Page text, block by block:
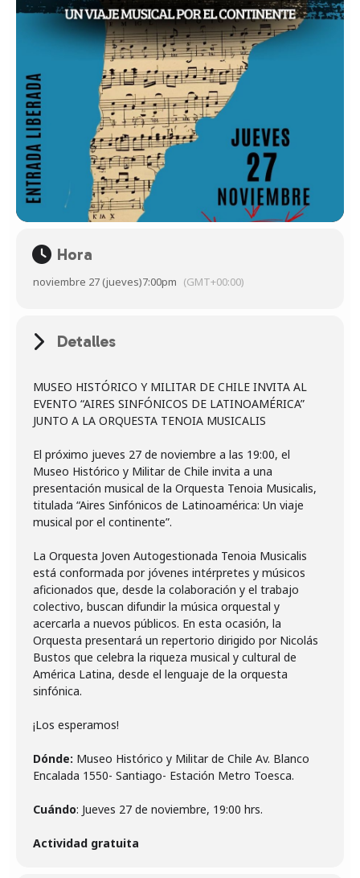
Hora
noviembre 27 (jueves)7:00pm (GMT+00:00)
Detalles
MUSEO HISTÓRICO Y MILITAR DE CHILE INVITA AL
EVENTO “AIRES SINFÓNICOS DE LATINOAMÉRICA”
JUNTO A LA ORQUESTA TENOIA MUSICALIS
El próximo jueves 27 de noviembre a las 19:00, el
Museo Histórico y Militar de Chile invita a una
presentación musical de la Orquesta Tenoia Musicalis,
titulada “Aires Sinfónicos de Latinoamérica: Un viaje
musical por el continente”.
La Orquesta Joven Autogestionada Tenoia Musicalis
está conformada por jóvenes intérpretes y músicos
aficionados que, desde la colaboración y el trabajo
colectivo, buscan difundir la música orquestal y
acercarla a nuevos públicos. En esta ocasión, la
Orquesta presentará un repertorio dirigido por Nicolás
Bustos que celebra la riqueza musical y cultural de
América Latina, desde el lenguaje de la orquesta
sinfónica.
¡Los esperamos!
Dónde: Museo Histórico y Militar de Chile Av. Blanco
Encalada 1550- Santiago- Estación Metro Toesca.
Cuándo: Jueves 27 de noviembre, 19:00 hrs.
Actividad gratuita